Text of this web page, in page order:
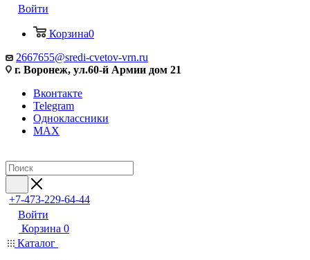
Войти
Корзина0
2667655@sredi-cvetov-vrn.ru
г. Воронеж, ул.60-й Армии дом 21
Вконтакте
Telegram
Одноклассники
MAX
+7-473-229-64-44
Войти
Корзина 0
Каталог